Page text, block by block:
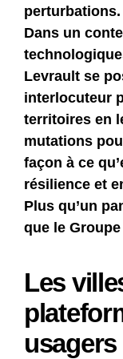
perturbations.
Dans un
Levrault se
interlocuteur
territoires en
mutations
façon à ce
résilience et
Plus qu’un
que le
Les